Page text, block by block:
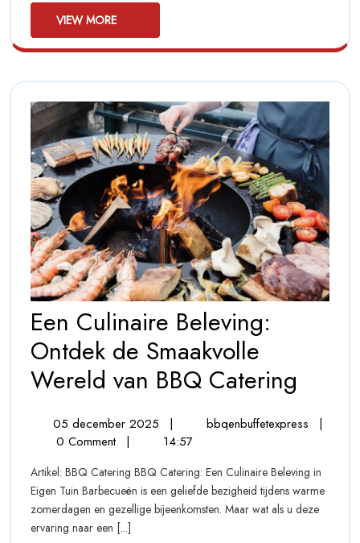
voor
een
Geslaagde
Barbecue!
VIEW MORE
MORE
Een Culinaire Beleving:
Ontdek de Smaakvolle
Wereld van BBQ Catering
de
05 december 2025
05
december
| bbqenbuffetexpress
Een
Ontdek
de
|
0 Comment | 14:57
Artikel: BBQ Catering BBQ Catering: Een Culinaire Beleving in
Eigen Tuin Barbecueën is een geliefde bezigheid tijdens warme
zomerdagen en gezellige bijeenkomsten. Maar wat als u deze
ervaring naar een [...]